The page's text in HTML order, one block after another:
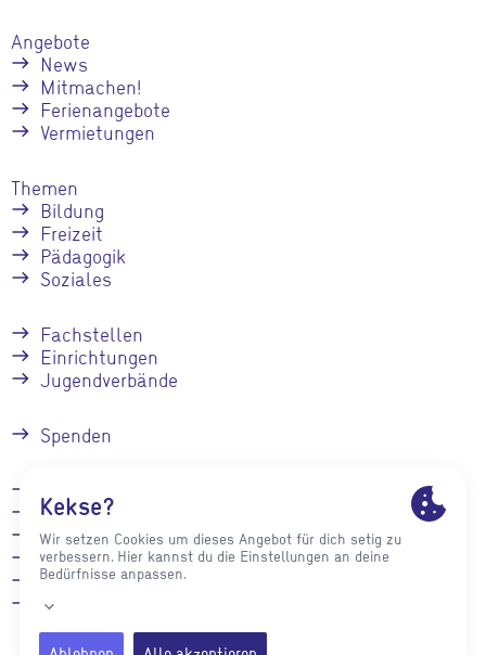
Angebote
News
Mitmachen!
Ferienangebote
Vermietungen
Themen
Bildung
Freizeit
Pädagogik
Soziales
Fachstellen
Einrichtungen
Jugendverbände
Spenden
Stellenangebote
Presse
Impressum
Datenschutz
Intranet für
Mitarbeiter*innen
des stja